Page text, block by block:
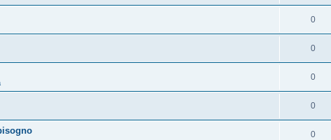
0
0
0
0
0